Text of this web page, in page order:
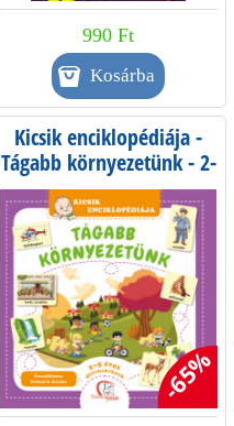
990 Ft
Kicsik enciklopédiája -
Tágabb környezetünk - 2-
5 éves gyermekeknek
-65%